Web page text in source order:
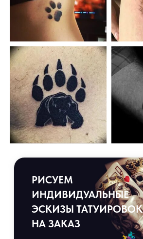
РИСУЕМ
ИНДИВИДУАЛЬНЫЕ
ЭСКИЗЫ ТАТУИРОВОК
НА ЗАКАЗ